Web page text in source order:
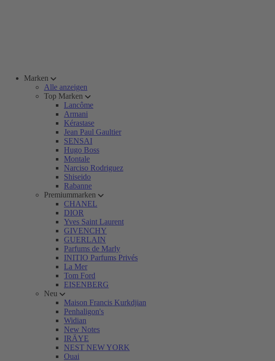
Marken
Alle anzeigen
Top Marken
Lancôme
Armani
Kérastase
Jean Paul Gaultier
SENSAI
Hugo Boss
Montale
Narciso Rodriguez
Shiseido
Rabanne
Premiummarken
CHANEL
DIOR
Yves Saint Laurent
GIVENCHY
GUERLAIN
Parfums de Marly
INITIO Parfums Privés
La Mer
Tom Ford
EISENBERG
Neu
Maison Francis Kurkdjian
Penhaligon's
Widian
New Notes
IRÄYE
NEST NEW YORK
Ouai